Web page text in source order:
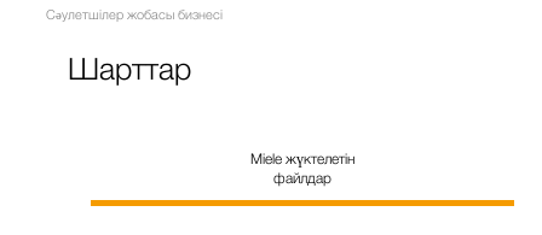
Сәулетшілер жобасы бизнесі
Шарттар
Miele жүктелетін
файлдар